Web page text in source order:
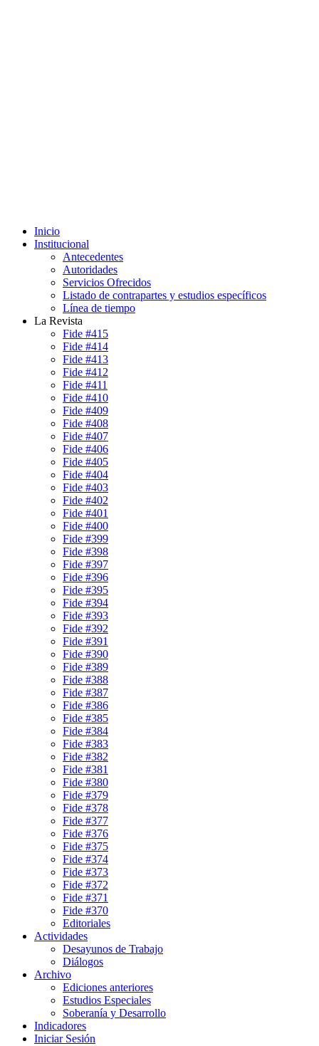
Inicio
Institucional
Antecedentes
Autoridades
Servicios Ofrecidos
Listado de contrapartes y estudios específicos
Línea de tiempo
La Revista
Fide #415
Fide #414
Fide #413
Fide #412
Fide #411
Fide #410
Fide #409
Fide #408
Fide #407
Fide #406
Fide #405
Fide #404
Fide #403
Fide #402
Fide #401
Fide #400
Fide #399
Fide #398
Fide #397
Fide #396
Fide #395
Fide #394
Fide #393
Fide #392
Fide #391
Fide #390
Fide #389
Fide #388
Fide #387
Fide #386
Fide #385
Fide #384
Fide #383
Fide #382
Fide #381
Fide #380
Fide #379
Fide #378
Fide #377
Fide #376
Fide #375
Fide #374
Fide #373
Fide #372
Fide #371
Fide #370
Editoriales
Actividades
Desayunos de Trabajo
Diálogos
Archivo
Ediciones anteriores
Estudios Especiales
Soberanía y Desarrollo
Indicadores
Iniciar Sesión